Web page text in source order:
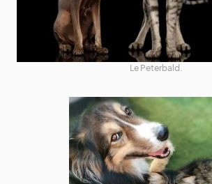
Le Peterbald.